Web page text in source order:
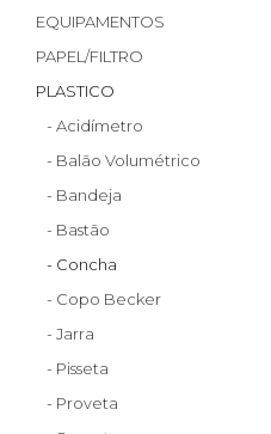
EQUIPAMENTOS
PAPEL/FILTRO
PLASTICO
- Acidímetro
- Balão Volumétrico
- Bandeja
- Bastão
- Concha
- Copo Becker
- Jarra
- Pisseta
- Proveta